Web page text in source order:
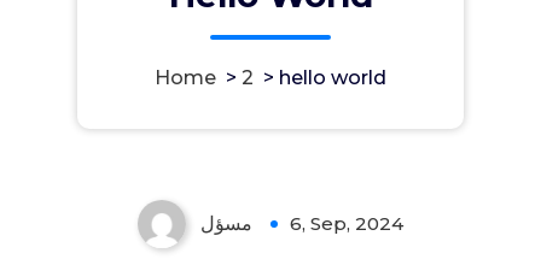
Home > 2 > hello world
مسؤل 6, Sep, 2024